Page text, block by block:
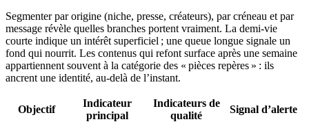
Segmenter par origine (niche, presse, créateurs), par créneau et par
message révèle quelles branches portent vraiment. La demi-vie
courte indique un intérêt superficiel ; une queue longue signale un
fond qui nourrit. Les contenus qui refont surface après une semaine
appartiennent souvent à la catégorie des « pièces repères » : ils
ancrent une identité, au-delà de l’instant.
Objectif
Indicateur
principal
Indicateurs de
qualité
Signal d’alerte